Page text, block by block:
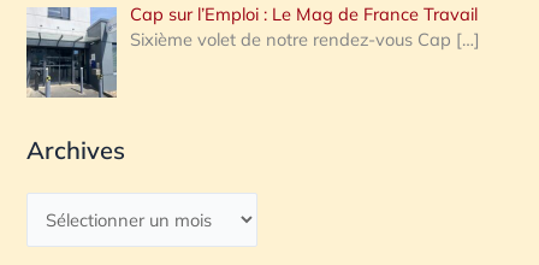
Cap sur l’Emploi : Le Mag de France Travail
Sixième volet de notre rendez-vous Cap […]
Archives